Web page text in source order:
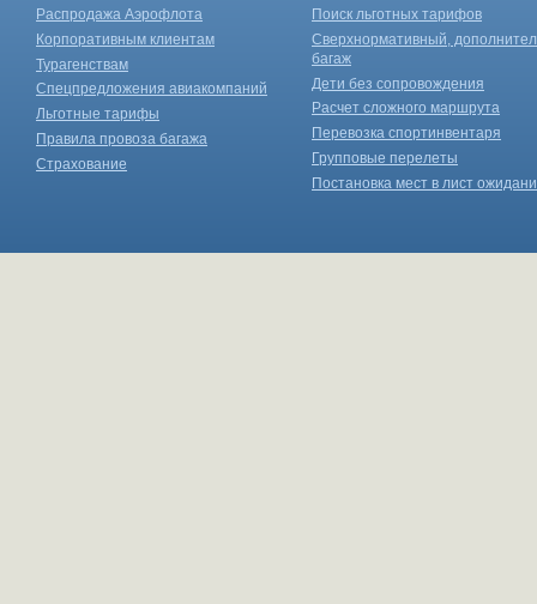
Распродажа Аэрофлота
Корпоративным клиентам
Турагенствам
Спецпредложения авиакомпаний
Льготные тарифы
Правила провоза багажа
Страхование
Поиск льготных тарифов
Сверхнормативный,
багаж
Дети без сопровождения
Расчет сложного маршрута
Перевозка спортинвентаря
Групповые перелеты
Постановка мест в лист